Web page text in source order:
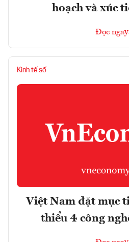
hoạch và xúc
Đọc ngay
Kinh tế số
Việt Nam đặt mục
thiểu 4 công